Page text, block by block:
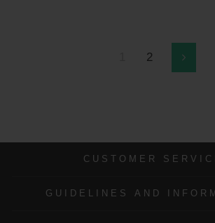
2 Next
CUSTOMER
GUIDELINES AND